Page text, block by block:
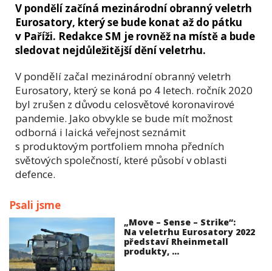
V pondělí začíná mezinárodní obranný veletrh
Eurosatory, který se bude konat až do pátku
v Paříži. Redakce SM je rovněž na místě a bude
sledovat nejdůležitější dění veletrhu.
V pondělí začal mezinárodní obranný veletrh
Eurosatory, který se koná po 4 letech. ročník 2020
byl zrušen z důvodu celosvětové koronavirové
pandemie. Jako obvykle se bude mít možnost
odborná i laická veřejnost seznámit
s produktovým portfoliem mnoha předních
světových společností, které působí v oblasti
defence.
Psali jsme
„Move – Sense – Strike“:
Na veletrhu Eurosatory 2022
představí Rheinmetall
produkty, ...